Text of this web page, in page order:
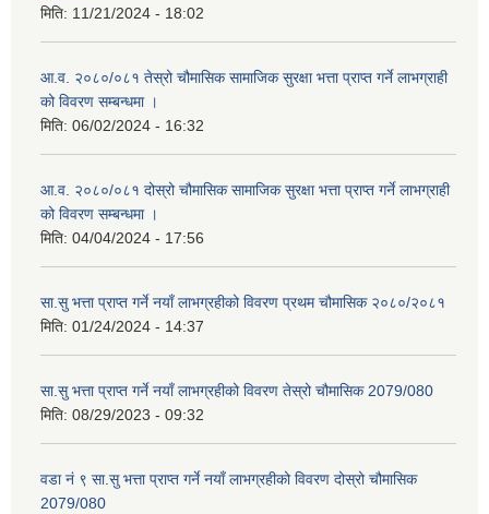
मिति: 11/21/2024 - 18:02
आ.व. २०८०/०८१ तेस्रो चौमासिक सामाजिक सुरक्षा भत्ता प्राप्त गर्ने लाभग्राही
को विवरण सम्बन्धमा ।
मिति: 06/02/2024 - 16:32
आ.व. २०८०/०८१ दोस्रो चौमासिक सामाजिक सुरक्षा भत्ता प्राप्त गर्ने लाभग्राही
को विवरण सम्बन्धमा ।
मिति: 04/04/2024 - 17:56
सा.सु भत्ता प्राप्त गर्ने नयाँ लाभग्रहीको विवरण प्रथम चौमासिक २०८०/२०८१
मिति: 01/24/2024 - 14:37
सा.सु भत्ता प्राप्त गर्ने नयाँ लाभग्रहीको विवरण तेस्रो चौमासिक 2079/080
मिति: 08/29/2023 - 09:32
वडा नं ९ सा.सु भत्ता प्राप्त गर्ने नयाँ लाभग्रहीको विवरण दोस्रो चौमासिक
2079/080